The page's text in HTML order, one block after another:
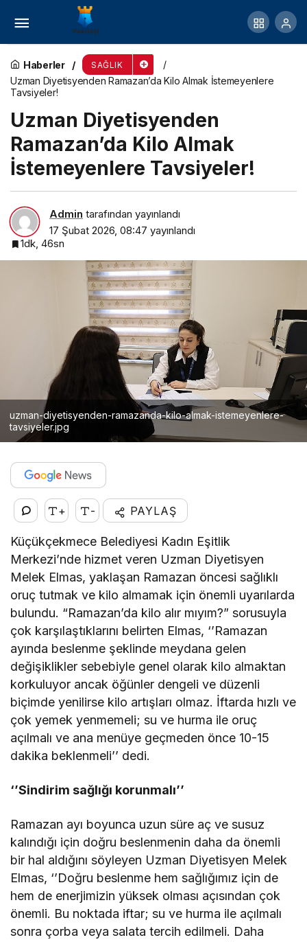
Haberler SAĞLIK
Uzman Diyetisyenden Ramazan’da Kilo Almak İstemeyenlere
Tavsiyeler!
Uzman Diyetisyenden
Ramazan’da Kilo Almak
İstemeyenlere Tavsiyeler!
Admin tarafından yayınlandı
17 Şubat 2026, 08:47 yayınlandı
1dk, 46sn
uzman-diyetisyenden-ramazanda-kilo-almak-istemeyenlere-
tavsiyeler.jpg
+ - PAYLAŞ
Küçükçekmece Belediyesi Kadın Eşitlik
Merkezi’nde hizmet veren Uzman Diyetisyen
Melek Elmas, yaklaşan Ramazan öncesi sağlıklı
oruç tutmak ve kilo almamak için önemli uyarılarda
bulundu. “Ramazan’da kilo alır mıyım?” sorusuyla
çok karşılaştıklarını belirten Elmas, ‘’Ramazan
ayında beslenme şeklinde meydana gelen
değişiklikler sebebiyle genel olarak kilo almaktan
korkuluyor ancak öğünler dengeli ve düzenli
biçimde yenilirse kilo artışları olmaz. İftarda hızlı ve
çok yemek yenmemeli; su ve hurma ile oruç
açılmalı ve ana menüye geçmeden önce 10-15
dakika beklenmeli’’ dedi.
‘’Sindirim sağlığı korunmalı’’
Ramazan ayı boyunca uzun süre aç ve susuz
kalındığı için doğru beslenmenin daha da önemli
bir hal aldığını söyleyen Uzman Diyetisyen Melek
Elmas, ‘’Doğru beslenme hem sağlığımız için de
hem de enerjimizin yüksek olması açısından çok
önemli. Bu noktada iftar; su ve hurma ile açılmalı
sonra çorba veya salata tercih edilmeli. Daha
Kış aylarında böbrek taşı riski artıyor!